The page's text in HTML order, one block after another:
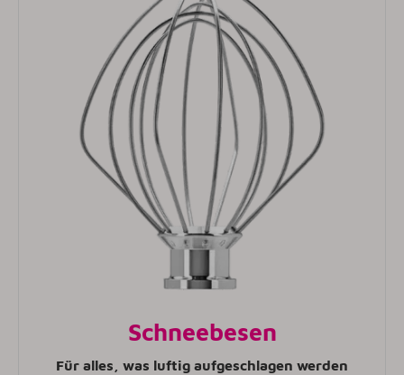
Schneebesen
Für alles, was luftig aufgeschlagen werden